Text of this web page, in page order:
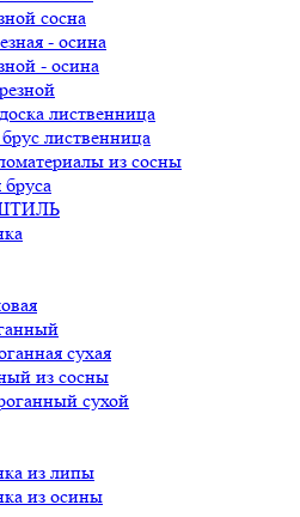
сосна
- осина
- осина
лиственница
лиственница
из сосны
сухая
из сосны
сухой
из липы
из осины